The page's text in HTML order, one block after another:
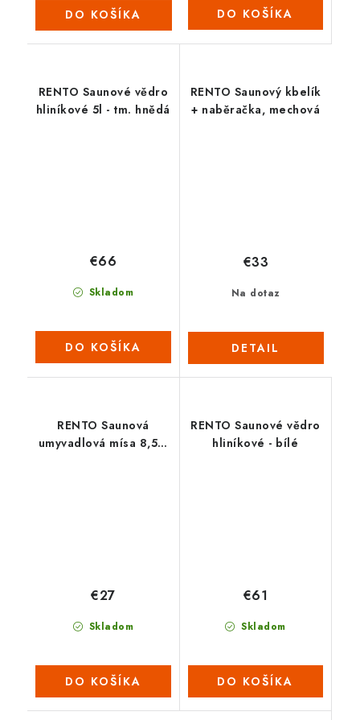
DO KOŠÍKA DO KOŠÍKA
RENTO Saunové vědro
hliníkové 5l - tm. hnědá
Skladom
€66
DO KOŠÍKA
RENTO Saunový kbelík
+ naběračka, mechová
Na dotaz
€33
DETAIL
RENTO Saunová
umyvadlová mísa 8,5 L
Skladom
€27
DO KOŠÍKA
RENTO Saunové vědro
hliníkové - bílé
Skladom
€61
DO KOŠÍKA